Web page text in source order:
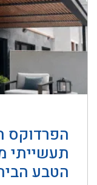
הפרדוקס
תעשייתי
הטבע